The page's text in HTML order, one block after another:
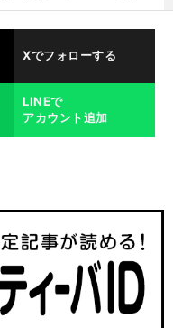
Xでフォローする
LINEで
アカウント追加